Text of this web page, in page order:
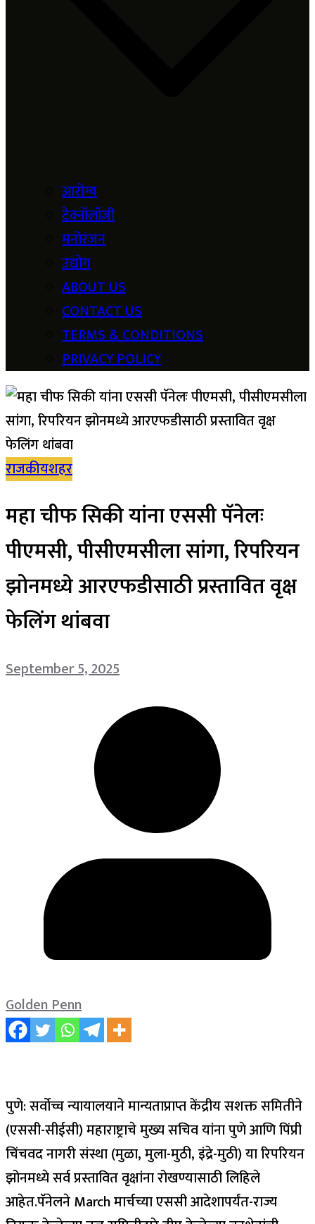
आरोग्य
टेक्नॉलॉजी
मनोरंजन
उद्योग
ABOUT US
CONTACT US
TERMS & CONDITIONS
PRIVACY POLICY
राजकीयशहर
महा चीफ सिकी यांना एससी पॅनेलः
पीएमसी, पीसीएमसीला सांगा, रिपरियन
झोनमध्ये आरएफडीसाठी प्रस्तावित वृक्ष
फेलिंग थांबवा
September 5, 2025
Golden Penn
पुणे: सर्वोच्च न्यायालयाने मान्यताप्राप्त केंद्रीय सशक्त समितीने
(एससी-सीईसी) महाराष्ट्राचे मुख्य सचिव यांना पुणे आणि पिंप्री
चिंचवद नागरी संस्था (मुळा, मुला-मुठी, इंद्रे-मुठी) या रिपरियन
झोनमध्ये सर्व प्रस्तावित वृक्षांना रोखण्यासाठी लिहिले
आहेत.पॅनेलने March मार्चच्या एससी आदेशापर्यंत-राज्य